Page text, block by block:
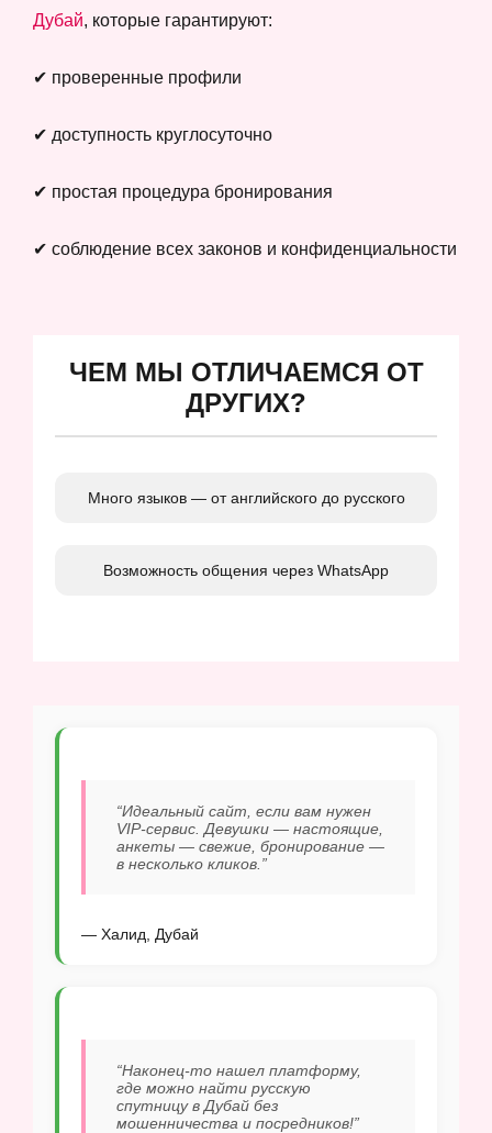
Дубай, которые гарантируют:
✔ проверенные профили
✔ доступность круглосуточно
✔ простая процедура бронирования
✔ соблюдение всех законов и конфиденциальности
ЧЕМ МЫ ОТЛИЧАЕМСЯ ОТ
ДРУГИХ?
Много языков — от английского до русского
Возможность общения через WhatsApp
“Идеальный сайт, если вам нужен
VIP-сервис. Девушки — настоящие,
анкеты — свежие, бронирование —
в несколько кликов.”
— Халид, Дубай
“Наконец-то нашел платформу,
где можно найти русскую
спутницу в Дубай без
мошенничества и посредников!”